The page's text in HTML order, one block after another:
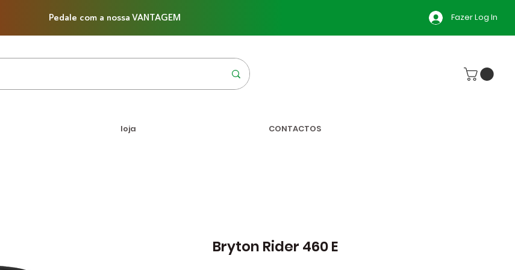
Pedale com a nossa VANTAGEM Fazer Log In
loja CONTACTOS
Bryton Rider 460 E